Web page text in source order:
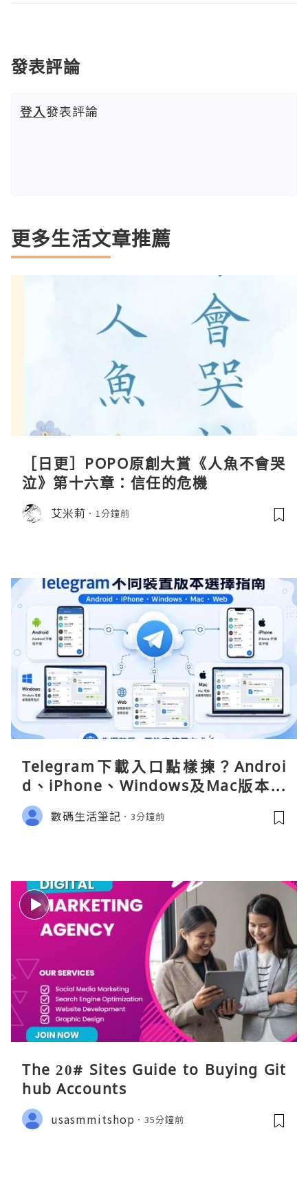
發表評論
登入發表評論
更多生活文章推薦
［日更］POPO原創大賞《人魚不會哭
泣》第十六章：信任的危機
艾米莉 1分鐘前
Telegram下載入口點樣揀？Androi
d、iPhone、Windows及Mac版本分
別
數碼生活筆記 3分鐘前
The 20# Sites Guide to Buying Git
hub Accounts
usasmmitshop 35分鐘前